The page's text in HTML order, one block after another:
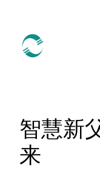
智慧新
来